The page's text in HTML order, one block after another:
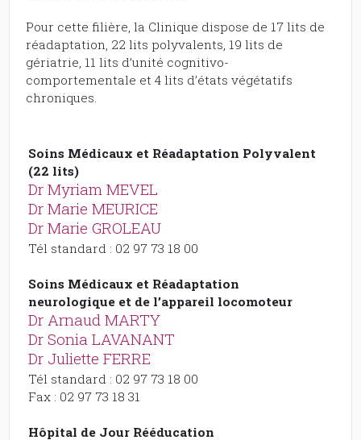
Pour cette filière, la Clinique dispose de 17 lits de
réadaptation, 22 lits polyvalents, 19 lits de
gériatrie, 11 lits d’unité cognitivo-
comportementale et 4 lits d’états végétatifs
chroniques.
Soins Médicaux et Réadaptation Polyvalent
(22 lits)
Dr Myriam MEVEL
Dr Marie MEURICE
Dr Marie GROLEAU
Tél standard : 02 97 73 18 00
Soins Médicaux et Réadaptation
neurologique et de l’appareil locomoteur
Dr Arnaud MARTY
Dr Sonia LAVANANT
Dr Juliette FERRE
Tél standard : 02 97 73 18 00
Fax : 02 97 73 18 31
Hôpital de Jour Rééducation